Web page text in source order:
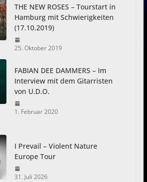
THE NEW ROSES – Tourstart in
Hamburg mit Schwierigkeiten
(17.10.2019)
25. Oktober 2019
FABIAN DEE DAMMERS – Im
Interview mit dem Gitarristen
von U.D.O.
1. Februar 2020
I Prevail – Violent Nature
Europe Tour
31. Juli 2026